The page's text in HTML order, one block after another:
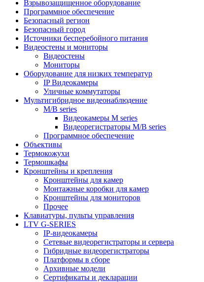
Взрывозащищенное оборудование
Программное обеспечение
Безопасный регион
Безопасный город
Источники бесперебойного питания
Видеостены и мониторы
Видеостены
Мониторы
Оборудование для низких температур
IP Видеокамеры
Уличные коммутаторы
Мультигибридное видеонаблюдение
M/B series
Видеокамеры M series
Видеорегистраторы M/B series
Программное обеспечение
Объективы
Термокожухи
Термошкафы
Кронштейны и крепления
Кронштейны для камер
Монтажные коробки для камер
Кронштейны для мониторов
Прочее
Клавиатуры, пульты управления
LTV G-SERIES
IP-видеокамеры
Сетевые видеорегистраторы и сервера
Гибридные видеорегистраторы
Платформы в сборе
Архивные модели
Сертификаты и декларации